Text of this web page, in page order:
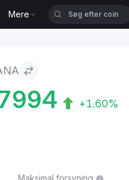
Mere
+1.60%
Maksimal forsyning